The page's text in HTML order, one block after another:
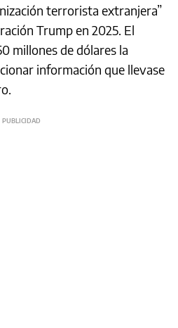
terrorista extranjera”
Trump en 2025. El
millones de dólares la
información que llevase